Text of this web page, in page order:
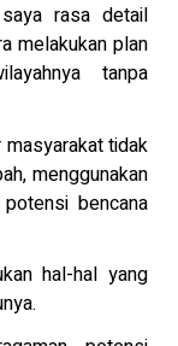
rasa detail
melakukan plan
tanpa
masyarakat tidak
menggunakan
bencana
hal-hal yang